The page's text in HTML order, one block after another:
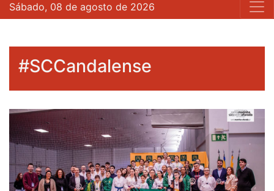
Sábado, 08 de agosto de 2026
#SCCandalense